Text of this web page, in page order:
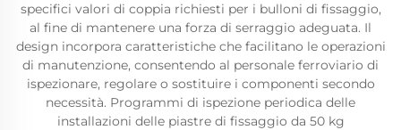
specifici valori di coppia richiesti per i bulloni di fissaggio,
al fine di mantenere una forza di serraggio adeguata. Il
design incorpora caratteristiche che facilitano le operazioni
di manutenzione, consentendo al personale ferroviario di
ispezionare, regolare o sostituire i componenti secondo
necessità. Programmi di ispezione periodica delle
installazioni delle piastre di fissaggio da 50 kg